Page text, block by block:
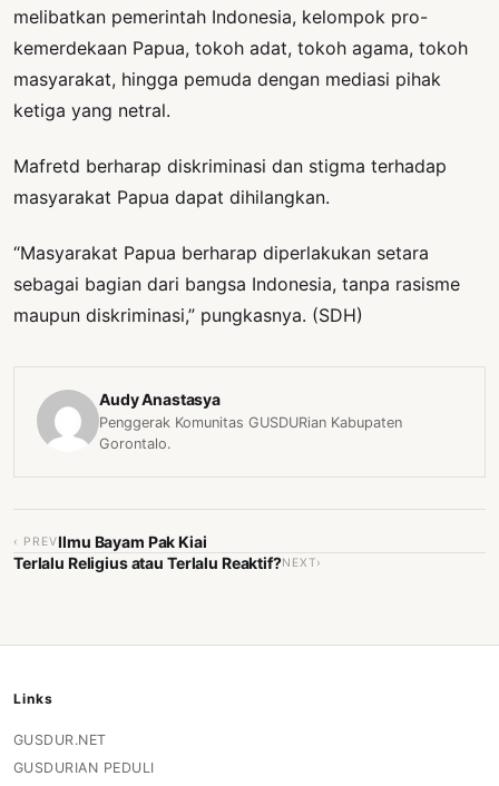
melibatkan pemerintah Indonesia, kelompok pro-
kemerdekaan Papua, tokoh adat, tokoh agama, tokoh
masyarakat, hingga pemuda dengan mediasi pihak
ketiga yang netral.
Mafretd berharap diskriminasi dan stigma terhadap
masyarakat Papua dapat dihilangkan.
“Masyarakat Papua berharap diperlakukan setara
sebagai bagian dari bangsa Indonesia, tanpa rasisme
maupun diskriminasi,” pungkasnya. (SDH)
Audy Anastasya
Penggerak Komunitas GUSDURian Kabupaten
Gorontalo.
‹ PREVIlmu Bayam Pak Kiai
Terlalu Religius atau Terlalu Reaktif?NEXT›
Links
GUSDUR.NET
GUSDURIAN PEDULI